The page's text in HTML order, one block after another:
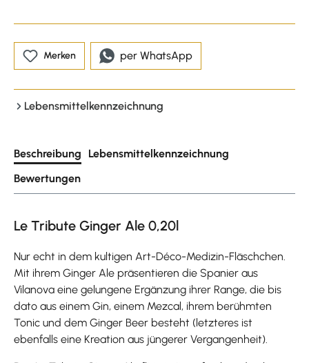
Merken per WhatsApp
Lebensmittelkennzeichnung
Beschreibung
Lebensmittelkennzeichnung
Bewertungen
Le Tribute Ginger Ale 0,20l
Nur echt in dem kultigen Art-Déco-Medizin-Fläschchen.
Mit ihrem Ginger Ale präsentieren die Spanier aus
Vilanova eine gelungene Ergänzung ihrer Range, die bis
dato aus einem Gin, einem Mezcal, ihrem berühmten
Tonic und dem Ginger Beer besteht (letzteres ist
ebenfalls eine Kreation aus jüngerer Vergangenheit).